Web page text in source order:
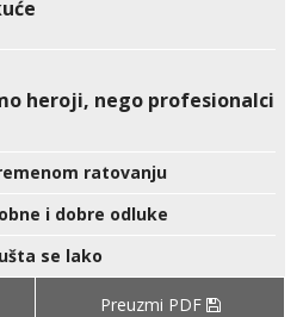
heroji, nego profesionalci
ratovanju
i dobre odluke
se lako
Preuzmi PDF